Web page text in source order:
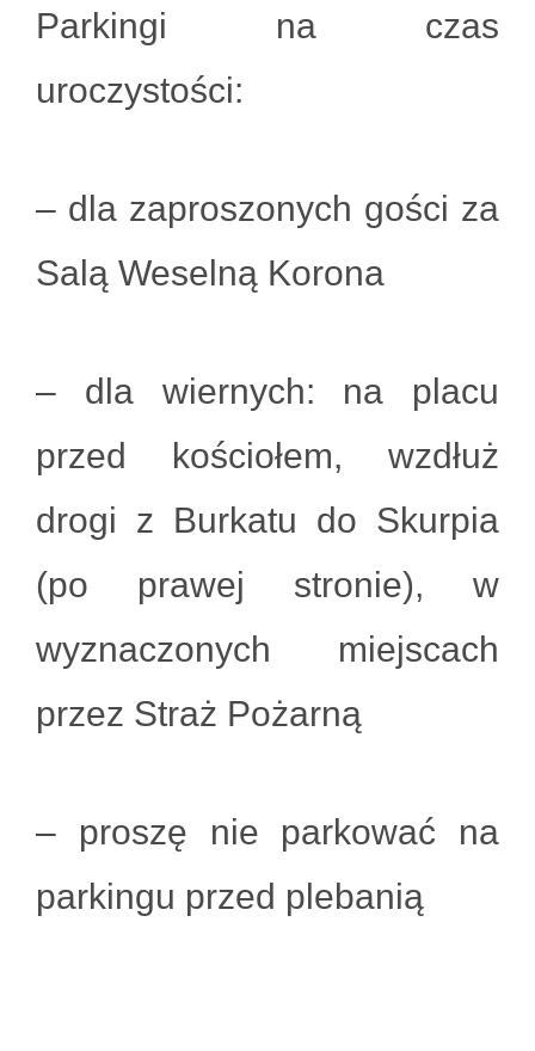
Parkingi na czas
uroczystości:
– dla zaproszonych gości za
Salą Weselną Korona
– dla wiernych: na placu
przed kościołem, wzdłuż
drogi z Burkatu do Skurpia
(po prawej stronie), w
wyznaczonych miejscach
przez Straż Pożarną
– proszę nie parkować na
parkingu przed plebanią